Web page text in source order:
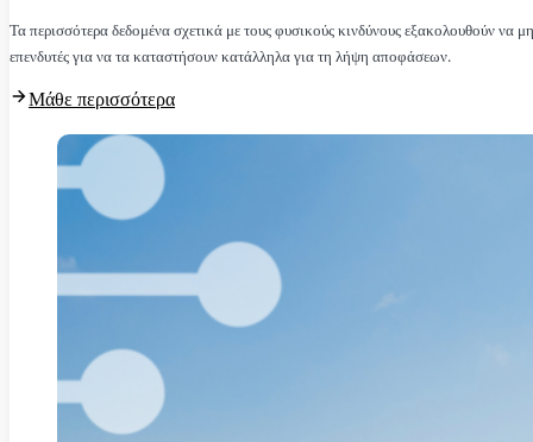
Τα περισσότερα δεδομένα σχετικά με τους φυσικούς κινδύνους εξακολουθούν να
επενδυτές για να τα καταστήσουν κατάλληλα για τη λήψη αποφάσεων.
Μάθε περισσότερα